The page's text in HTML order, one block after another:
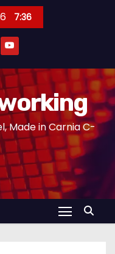
7:36
Made in Carnia C-